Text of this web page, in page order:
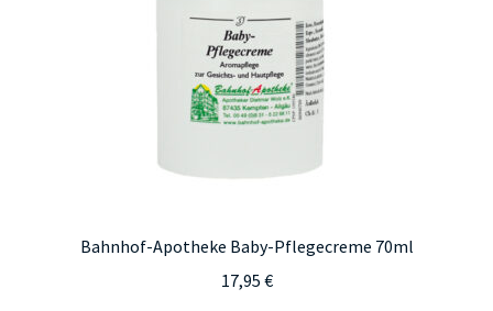
Bahnhof-Apotheke Baby-Pflegecreme 70ml
17,95 €